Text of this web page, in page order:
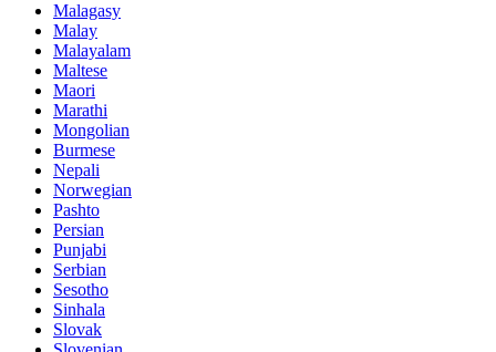
Malagasy
Malay
Malayalam
Maltese
Maori
Marathi
Mongolian
Burmese
Nepali
Norwegian
Pashto
Persian
Punjabi
Serbian
Sesotho
Sinhala
Slovak